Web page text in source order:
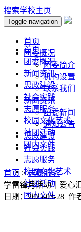
搜索学校主页
Toggle navigation
首页
团委概况
团委简介
机构设置
联系我们
新闻资讯
团委新闻
通知公告
思政建设
社会实践
志愿服务
校园文化艺术
社团活动
团内文件
首页
团委概况
新闻资讯
思政建设
社会实践
志愿服务
校园文化艺术
社团活动
团内文件
首页 >志愿服务
学雷锋月活动｜爱心
日期：2025-03-28 作